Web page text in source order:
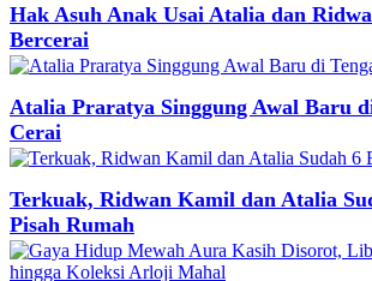
Hak Asuh Anak Usai Atalia dan
Bercerai
Atalia Praratya Singgung Awal Baru
Cerai
Terkuak, Ridwan Kamil dan Atalia
Pisah Rumah